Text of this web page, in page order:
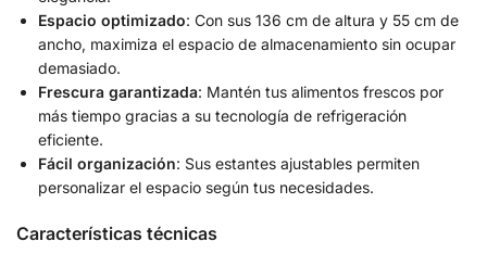
Espacio optimizado: Con sus 136 cm de altura y 55 cm de
ancho, maximiza el espacio de almacenamiento sin ocupar
demasiado.
Frescura garantizada: Mantén tus alimentos frescos por
más tiempo gracias a su tecnología de refrigeración
eficiente.
Fácil organización: Sus estantes ajustables permiten
personalizar el espacio según tus necesidades.
Características técnicas